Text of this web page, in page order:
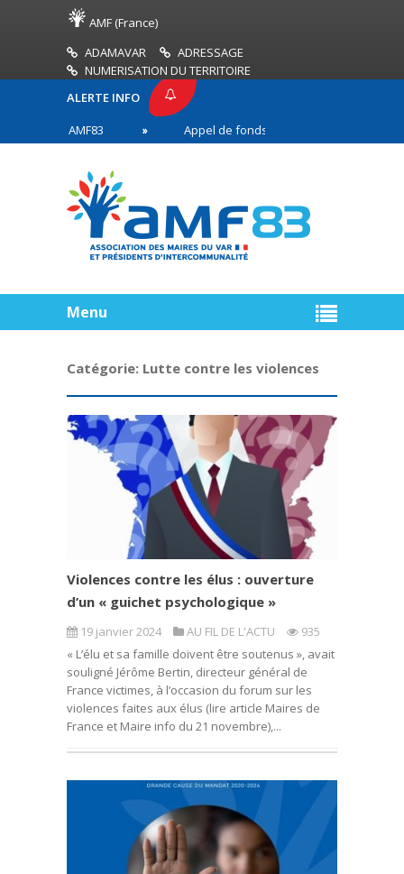
AMF (France)
ADAMAVAR
ADRESSAGE
NUMERISATION DU TERRITOIRE
ALERTE INFO
AMF83
Appel de fonds incendies de forêt
en première ligne
Menu
Catégorie: Lutte contre les violences
Violences contre les élus : ouverture
d’un « guichet psychologique »
19 janvier 2024 AU FIL DE L'ACTU
935
« L’élu et sa famille doivent être soutenus », avait
souligné Jérôme Bertin, directeur général de
France victimes, à l’occasion du forum sur les
violences faites aux élus (lire article Maires de
France et Maire info du 21 novembre),...